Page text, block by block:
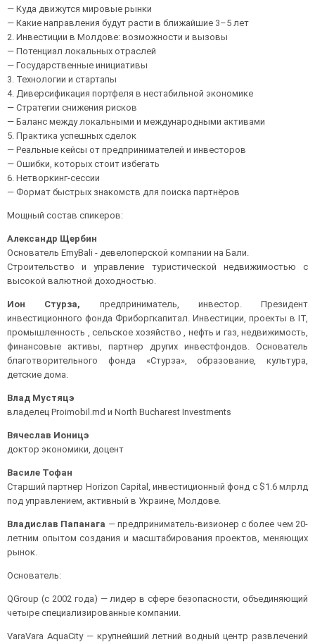
— Куда движутся мировые рынки
— Какие направления будут расти в ближайшие 3–5 лет
2. Инвестиции в Молдове: возможности и вызовы
— Потенциал локальных отраслей
— Государственные инициативы
3. Технологии и стартапы
4. Диверсификация портфеля в нестабильной экономике
— Стратегии снижения рисков
— Баланс между локальными и международными активами
5. Практика успешных сделок
— Реальные кейсы от предпринимателей и инвесторов
— Ошибки, которых стоит избегать
6. Нетворкинг-сессии
— Формат быстрых знакомств для поиска партнёров
Мощный состав спикеров:
Александр Щербин
Основатель EmyBali - девелоперской компании на Бали.
Строительство и управление туристической недвижимостью с
высокой валютной доходностью.
Ион Стурза, предприниматель, инвестор. Президент
инвестиционного фонда Фриборгкапитал. Инвестиции, проекты в IT,
промышленность , сельское хозяйство , нефть и газ, недвижимость,
финансовые активы, партнер других инвестфондов. Основатель
благотворительного фонда «Стурза», образование, культура,
детские дома.
Влад Мустяцэ
владелец Proimobil.md и North Bucharest Investments
Вячеслав Ионицэ
доктор экономики, доцент
Василе Тофан
Старший партнер Horizon Capital, инвестиционный фонд с $1.6 млрлд
под управлением, активный в Украине, Молдове.
Владислав Папанага — предприниматель-визионер с более чем 20-
летним опытом создания и масштабирования проектов, меняющих
рынок.
Основатель:
QGroup (с 2002 года) — лидер в сфере безопасности, объединяющий
четыре специализированные компании.
VaraVara AquaCity — крупнейший летний водный центр развлечений